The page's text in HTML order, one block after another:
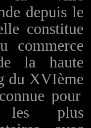
depuis le
constitue
commerce
la haute
du XVIème
pour
les plus